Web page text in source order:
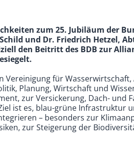
zum 25. Jubiläum der
und Dr. Friedrich Hetzel,
den Beitritt des BDB zur
Vereinigung für
Planung, Wirtschaft und
zur Versickerung, Dach-
ist es, blau-grüne Infrastruktur
– besonders zur
zur Steigerung der